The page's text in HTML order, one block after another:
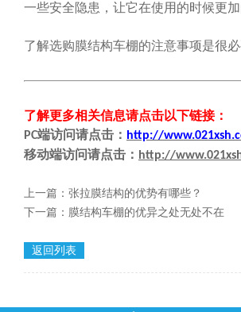
一些安全隐患，让它在使用的时候更
了解选购膜结构车棚的注意事项是很
了解更多相关信息请点击以下链接：
PC端访问请点击 ： http://
移动端访问请点击 ： http://
上一篇： 张拉膜结构的优势有哪些？
下一篇： 膜结构车棚的优异之处无处不在
返回列表